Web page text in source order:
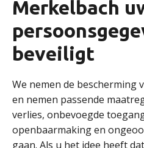
Merkelbach
beveiligt
We nemen de bescherming
en nemen passende
verlies, onbevoegde
openbaarmaking en
gaan. Als u het idee heeft